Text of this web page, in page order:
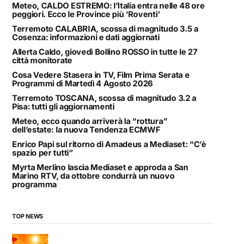
Meteo, CALDO ESTREMO: l’Italia entra nelle 48 ore
peggiori. Ecco le Province più ‘Roventi’
Terremoto CALABRIA, scossa di magnitudo 3.5 a
Cosenza: informazioni e dati aggiornati
Allerta Caldo, giovedì Bollino ROSSO in tutte le 27
città monitorate
Cosa Vedere Stasera in TV, Film Prima Serata e
Programmi di Martedì 4 Agosto 2026
Terremoto TOSCANA, scossa di magnitudo 3.2 a
Pisa: tutti gli aggiornamenti
Meteo, ecco quando arriverà la “rottura”
dell’estate: la nuova Tendenza ECMWF
Enrico Papi sul ritorno di Amadeus a Mediaset: “C’è
spazio per tutti”
Myrta Merlino lascia Mediaset e approda a San
Marino RTV, da ottobre condurrà un nuovo
programma
TOP NEWS